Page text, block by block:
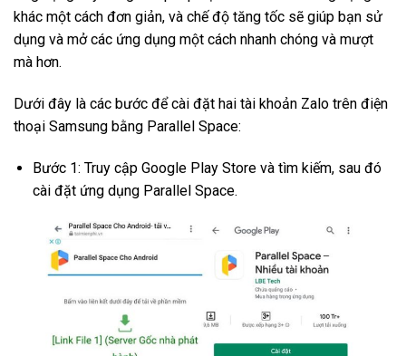
khác một cách đơn giản, và chế độ tăng tốc sẽ giúp bạn sử
dụng và mở các ứng dụng một cách nhanh chóng và mượt
mà hơn.
Dưới đây là các bước để cài đặt hai tài khoản Zalo trên điện
thoại Samsung bằng Parallel Space:
Bước 1: Truy cập Google Play Store và tìm kiếm, sau đó
cài đặt ứng dụng Parallel Space.